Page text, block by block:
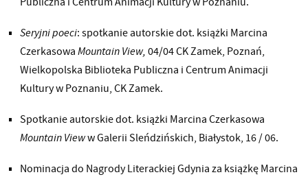
Seryjni poeci: spotkanie autorskie dot. książki Marcina
CzerkasowaMountain View,04/04 CK Zamek, Poznań,
Wielkopolska Biblioteka Publiczna i Centrum Animacji
Kultury w Poznaniu, CK Zamek.
Spotkanie autorskie dot. książki Marcina Czerkasowa
Mountain Vieww Galerii Sleńdzińskich, Białystok, 16 / 06.
Nominacja do Nagrody Literackiej Gdynia za książkę Marcina